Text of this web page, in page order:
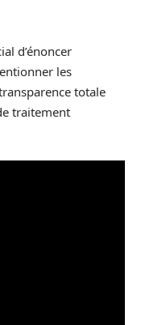
d’énoncer
les
totale
traitement